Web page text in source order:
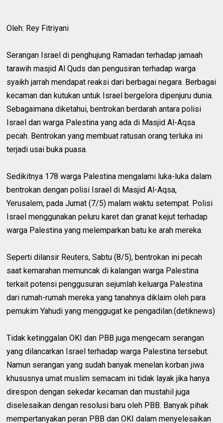
Oleh: Rey Fitriyani
Serangan Israel di penghujung Ramadan terhadap jamaah
tarawih masjid Al Quds dan pengusiran terhadap warga
syaikh jarrah mendapat reaksi dari berbagai negara. Berbagai
kecaman dan kutukan untuk Israel bergelora dipenjuru dunia.
Sebagaimana diketahui, bentrokan berdarah antara polisi
Israel dan warga Palestina yang ada di Masjid Al-Aqsa
pecah. Bentrokan yang membuat ratusan orang terluka ini
terjadi usai buka puasa.
Sedikitnya 178 warga Palestina mengalami luka-luka dalam
bentrokan dengan polisi Israel di Masjid Al-Aqsa,
Yerusalem, pada Jumat (7/5) malam waktu setempat. Polisi
Israel menggunakan peluru karet dan granat kejut terhadap
warga Palestina yang melemparkan batu ke arah mereka.
Seperti dilansir Reuters, Sabtu (8/5), bentrokan ini pecah
saat kemarahan memuncak di kalangan warga Palestina
terkait potensi penggusuran sejumlah keluarga Palestina
dari rumah-rumah mereka yang tanahnya diklaim oleh para
pemukim Yahudi yang menggugat ke pengadilan.(detiknews)
Tidak ketinggalan OKI dan PBB juga mengecam serangan
yang dilancarkan Israel terhadap warga Palestina tersebut.
Namun serangan yang sudah banyak menelan korban jiwa
khususnya umat muslim semacam ini tidak layak jika hanya
direspon dengan sekedar kecaman dan mustahil juga
diselesaikan dengan resolusi baru oleh PBB. Banyak pihak
mempertanyakan peran PBB dan OKI dalam menyelesaikan